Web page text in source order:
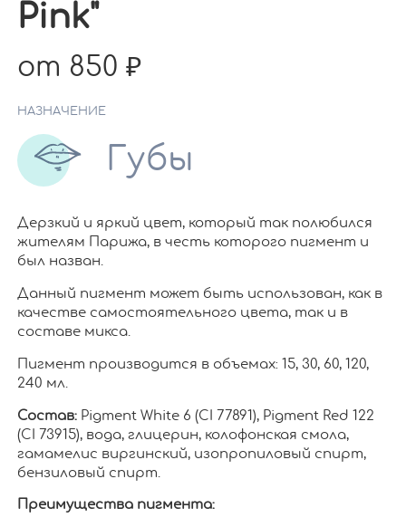
Pink"
от 850
НАЗНАЧЕНИЕ
Губы
Дерзкий и яркий цвет, который так полюбился
жителям Парижа, в честь которого пигмент и
был назван.
Данный пигмент может быть использован, как в
качестве самостоятельного цвета, так и в
составе микса.
Пигмент производится в объемах: 15, 30, 60, 120,
240 мл.
Состав:Pigment White 6 (CI 77891), Pigment Red 122
(CI 73915), вода, глицерин, колофонская смола,
гамамелис виргинский, изопропиловый спирт,
бензиловый спирт.
Преимущества пигмента: